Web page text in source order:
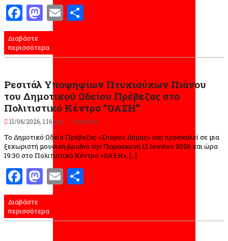
Facebook
Mastodon
Email
Διαβάστε
περισσότερα
Ρεσιτάλ Υποψηφίων Πτυχιούχων Πιάνου
του Δημοτικού Ωδείου Πρέβεζας στο
Πολιτιστικό Κέντρο “ΟΑΣΗ”
11/06/2026, 1:16 μμ | 0 σχόλια
Το Δημοτικό Ωδείο Πρέβεζας «Σπύρος Δήμας» σας προσκαλεί σε μια
ξεχωριστή μουσική βραδιά την Παρασκευή 12 Ιουνίου 2026 και ώρα
19:30 στο Πολιτιστικό Κέντρο «ΟΑΣΗ», […]
Facebook
Mastodon
Email
Διαβάστε
περισσότερα